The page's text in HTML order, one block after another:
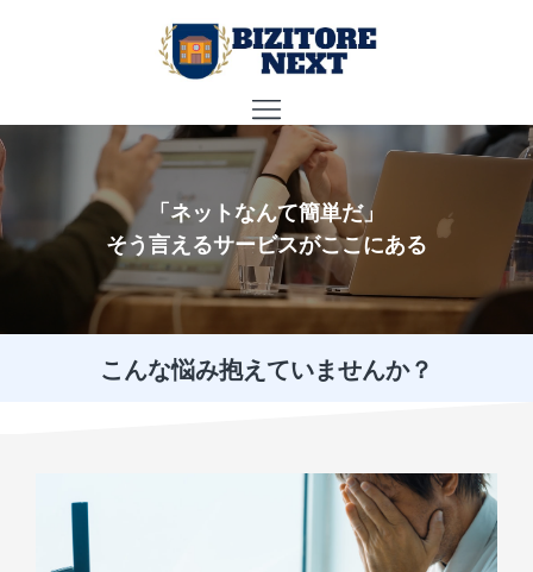
「ネットなんて簡単だ」
そう言えるサービスがここにある
こんな悩み抱えていませんか？